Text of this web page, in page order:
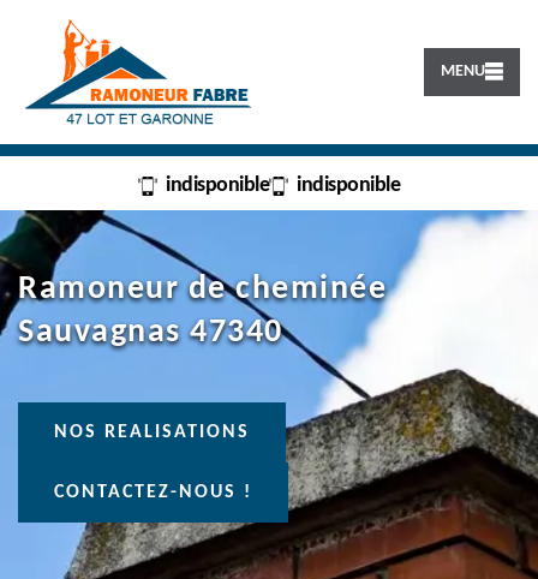
MENU
indisponible indisponible
Ramoneur de cheminée
Sauvagnas 47340
NOS REALISATIONS
CONTACTEZ-NOUS !